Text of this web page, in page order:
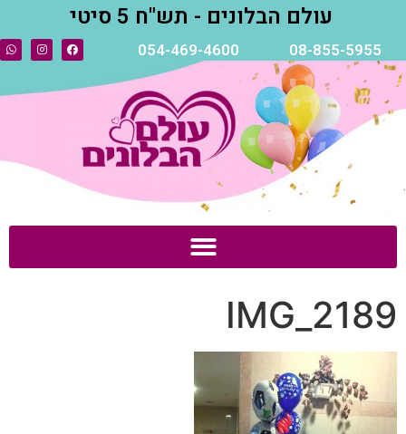
עולם הבלונים - תש"ח 5 סיטי
08-855-5955
054-469-4600
IMG_2189